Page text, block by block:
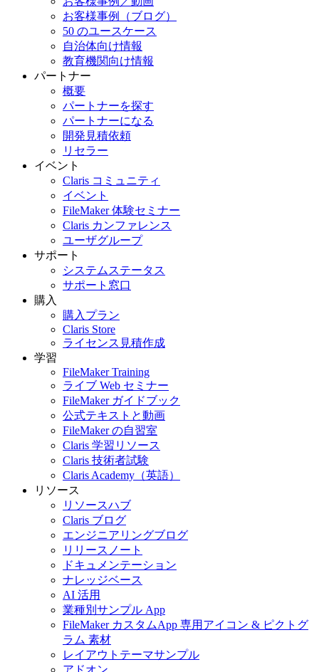
お客様事例（ブログ）
50 のユースケース
自治体向け情報
教育機関向け情報
パートナー
概要
パートナーを探す
パートナーになる
開発見積依頼
リセラー
イベント
Claris コミュニティ
イベント
FileMaker 体験セミナー
Claris カンファレンス
ユーザグループ
サポート
システムステータス
サポート窓口
購入
購入プラン
Claris Store
ライセンス見積作成
学習
FileMaker Training
ライブ Web セミナー
FileMaker ガイドブック
公式テキストと動画
FileMaker の自習室
Claris 学習リソース
Claris 技術者試験
Claris Academy（英語）
リソース
リソースハブ
Claris ブログ
エンジニアリングブログ
リリースノート
ドキュメンテーション
ナレッジベース
AI 活用
業種別サンプル App
FileMaker カスタムApp 専用アイコン & ピクトグ
ラム 素材
レイアウトテーマサンプル